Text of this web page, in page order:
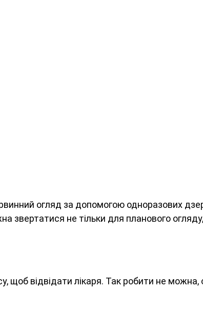
огляд за допомогою одноразових
звертатися не тільки для планового
щоб відвідати лікаря. Так робити не можна,